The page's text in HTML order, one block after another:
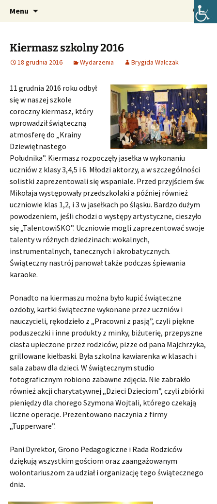
Szkoła Podstawowa im. Józefa
Lompy w Lubszy
Oficjalna strona internetowa szkoły.
Menu Szukaj:
Kiermasz szkolny 2016
18 grudnia 2016 Wydarzenia Brygida Walczak
11 grudnia 2016 roku odbył
się w naszej szkole
coroczny kiermasz, który
wprowadził świąteczną
atmosferę do „Krainy
Dziewiętnastego
Południka”. Kiermasz rozpoczęły jasełka w wykonaniu
uczniów z klasy 3,4,5 i 6. Młodzi aktorzy, a w szczególności
solistki zaprezentowali się wspaniale. Przed przyjściem św.
Mikołaja występowały przedszkolaki a później również
uczniowie klas 1,2, i 3 w jasełkach po śląsku. Bardzo dużym
powodzeniem, jeśli chodzi o występy artystyczne, cieszyło
się „TalentowiSKO”. Uczniowie mogli zaprezentować swoje
talenty w różnych dziedzinach: wokalnych,
instrumentalnych, tanecznych i akrobatycznych.
Świąteczny nastrój panował także podczas śpiewania
karaoke.
Ponadto na kiermaszu można było kupić świąteczne
ozdoby, kartki świąteczne wykonane przez uczniów i
nauczycieli, rękodzieło z „Pracowni z pasją”, czyli piękne
poduszeczki i inne produkty z minky, biżuterię, przepyszne
ciasta upieczone przez rodziców, pizze od pana Majchrzyka,
grillowane kiełbaski. Była szkolna kawiarenka w klasach i
sala zabaw dla dzieci. W świątecznym studio
fotograficznym robiono zabawne zdjęcia. Nie zabrakło
również akcji charytatywnej „Dzieci Dzieciom”, czyli zbiórki
pieniędzy dla chorego Szymona Wojtali, którego czekają
liczne operacje. Prezentowano naczynia z firmy
„Tupperware”.
Pani Dyrektor, Grono Pedagogiczne i Rada Rodziców
dziękują wszystkim gościom oraz zaangażowanym
wolontariuszom za udział i organizację tego świątecznego
dnia.